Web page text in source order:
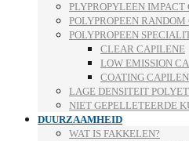
PLYPROPYLEEN IMPACT
POLYPROPEEN
POLYPROPEEN
CLEAR CAPILENE
LOW EMISSION
COATING
LAGE DENSITEIT
NIET GEPELLETEERDE
DUURZAAMHEID
WAT IS FAKKELEN?